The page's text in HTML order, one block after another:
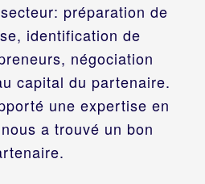
préparation de
identification de
négociation
capital du partenaire.
une expertise en
a trouvé un bon